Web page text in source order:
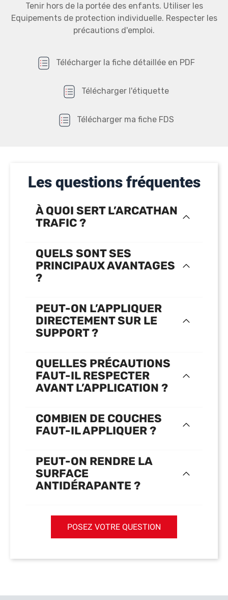
Tenir hors de la portée des enfants. Utiliser les
Equipements de protection individuelle. Respecter les
précautions d'emploi.
Télécharger la fiche détaillée en PDF
Télécharger l'étiquette
Télécharger ma fiche FDS
Les questions fréquentes
À QUOI SERT L’ARCATHAN
TRAFIC ?
QUELS SONT SES
PRINCIPAUX AVANTAGES
?
PEUT-ON L’APPLIQUER
DIRECTEMENT SUR LE
SUPPORT ?
QUELLES PRÉCAUTIONS
FAUT-IL RESPECTER
AVANT L’APPLICATION ?
COMBIEN DE COUCHES
FAUT-IL APPLIQUER ?
PEUT-ON RENDRE LA
SURFACE
ANTIDÉRAPANTE ?
POSEZ VOTRE QUESTION